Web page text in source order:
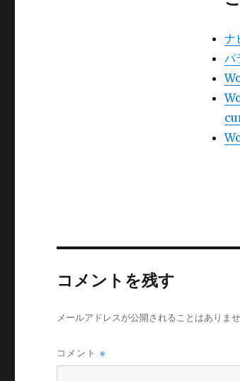
ナ
パ
コメントを残す
メールアドレスが公開されることはありませ
コメント※